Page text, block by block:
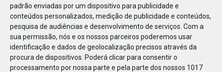
padrão enviadas por um dispositivo para publicidade e
conteúdos personalizados, medição de publicidade e conteúdos,
pesquisa de audiências e desenvolvimento de serviços. Com a
sua permissão, nós e os nossos parceiros poderemos usar
identificação e dados de geolocalização precisos através da
procura de dispositivos. Poderá clicar para consentir o
processamento por nossa parte e pela parte dos nossos 1017